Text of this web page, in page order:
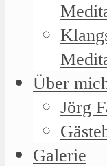
Über
Jörg
Galerie